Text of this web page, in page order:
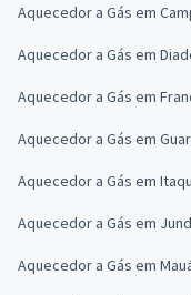
Aquecedor a Gás em
Aquecedor a Gás em
Aquecedor a Gás em
Aquecedor a Gás em
Aquecedor a Gás em
Aquecedor a Gás em
Aquecedor a Gás em